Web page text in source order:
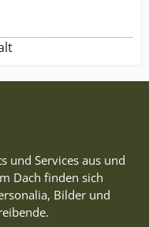
und Services aus und
Dach finden sich
Bilder und